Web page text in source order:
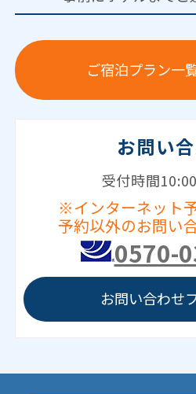
ご宿泊プラン一
お問い
受付時間
※インターネット
予約以外のお問い
0570-
お問い合わせ